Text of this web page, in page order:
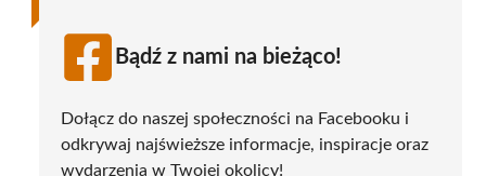
Bądź z nami na bieżąco!
Dołącz do naszej społeczności na Facebooku i
odkrywaj najświeższe informacje, inspiracje oraz
wydarzenia w Twojej okolicy!